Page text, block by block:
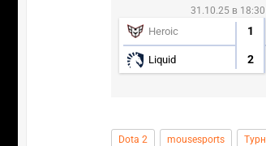
31.10.25 в 18:30
Heroic 1
Liquid 2
Dota 2 mousesports